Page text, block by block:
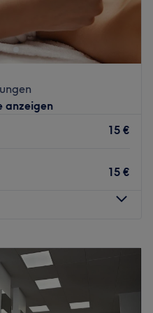
anzeigen
15 €
15 €
10:00
10:00
10:00–15:00